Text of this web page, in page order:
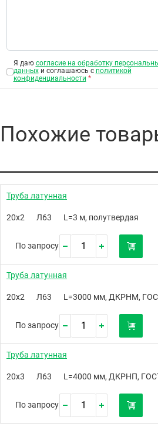
Я даю согласие на обработку
данныхи соглашаюсь с политикой
конфиденциальности *
Похожие
Труба латунная
20х2 Л63 L=3 м, полутвердая
По запросу
Труба латунная
20х2 Л63 L=3000 мм, ДКРНМ,
По запросу
Труба латунная
20х3 Л63 L=4000 мм, ДКРНП,
По запросу